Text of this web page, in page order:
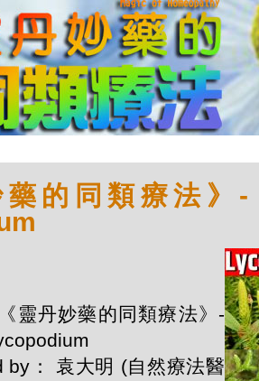
藥的同類療法》-
靈丹妙藥的同類療法》-
by： 袁大明 (自然療法醫